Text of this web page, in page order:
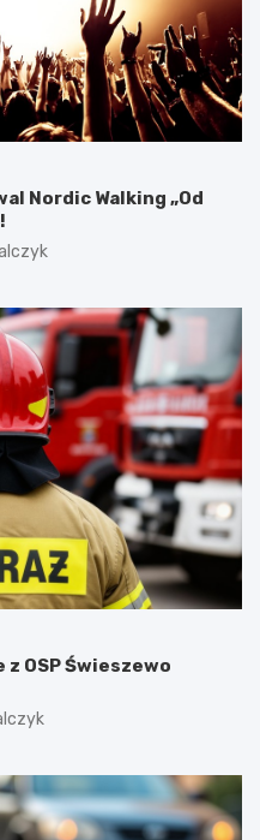
Nordic Walking „Od
OSP Świeszewo